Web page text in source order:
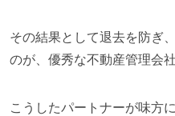
その結果として退去を防ぎ
のが、優秀な不動産管理会
こうしたパートナーが味方